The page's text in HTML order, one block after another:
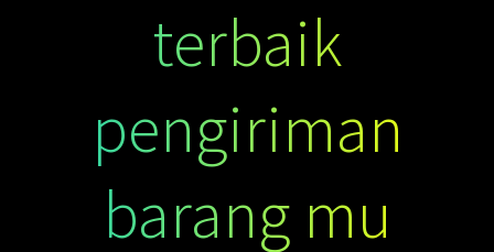
terbaik
pengiriman
barang mu